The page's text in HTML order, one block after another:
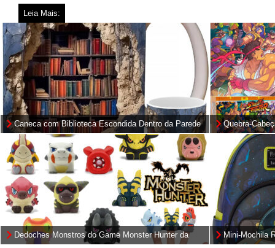
Leia Mais:
Caneca com Biblioteca Escondida Dentro da Parede
(Hole in a Wall Bookshelf)
Quebra-
1.000 peças
Dedoches Monstros do Game Monster Hunter da
Capcom
Mini-Mochila
Nave